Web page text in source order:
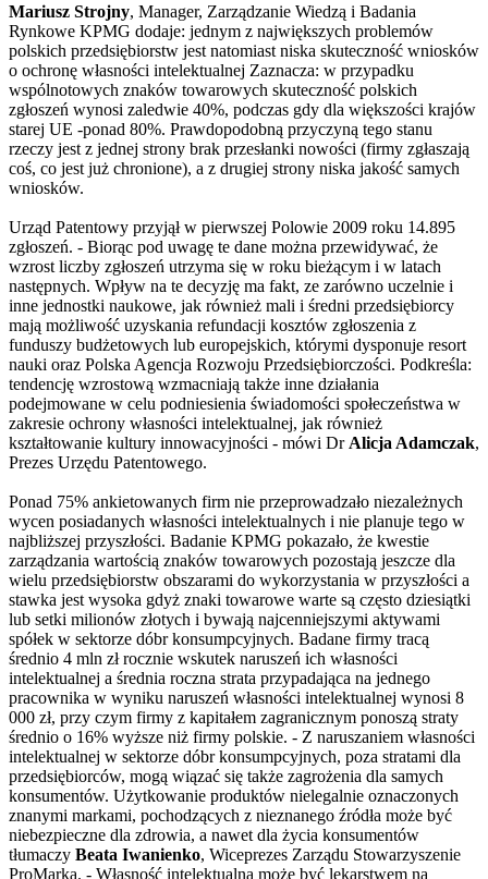
Mariusz Strojny, Manager, Zarządzanie Wiedzą i Badania
Rynkowe KPMG dodaje: jednym z największych problemów
polskich przedsiębiorstw jest natomiast niska skuteczność wniosków
o ochronę własności intelektualnej Zaznacza: w przypadku
wspólnotowych znaków towarowych skuteczność polskich
zgłoszeń wynosi zaledwie 40%, podczas gdy dla większości krajów
starej UE -ponad 80%. Prawdopodobną przyczyną tego stanu
rzeczy jest z jednej strony brak przesłanki nowości (firmy zgłaszają
coś, co jest już chronione), a z drugiej strony niska jakość samych
wniosków.
Urząd Patentowy przyjął w pierwszej Polowie 2009 roku 14.895
zgłoszeń. - Biorąc pod uwagę te dane można przewidywać, że
wzrost liczby zgłoszeń utrzyma się w roku bieżącym i w latach
następnych. Wpływ na te decyzję ma fakt, ze zarówno uczelnie i
inne jednostki naukowe, jak również mali i średni przedsiębiorcy
mają możliwość uzyskania refundacji kosztów zgłoszenia z
funduszy budżetowych lub europejskich, którymi dysponuje resort
nauki oraz Polska Agencja Rozwoju Przedsiębiorczości. Podkreśla:
tendencję wzrostową wzmacniają także inne działania
podejmowane w celu podniesienia świadomości społeczeństwa w
zakresie ochrony własności intelektualnej, jak również
kształtowanie kultury innowacyjności - mówi Dr Alicja Adamczak,
Prezes Urzędu Patentowego.
Ponad 75% ankietowanych firm nie przeprowadzało niezależnych
wycen posiadanych własności intelektualnych i nie planuje tego w
najbliższej przyszłości. Badanie KPMG pokazało, że kwestie
zarządzania wartością znaków towarowych pozostają jeszcze dla
wielu przedsiębiorstw obszarami do wykorzystania w przyszłości a
stawka jest wysoka gdyż znaki towarowe warte są często dziesiątki
lub setki milionów złotych i bywają najcenniejszymi aktywami
spółek w sektorze dóbr konsumpcyjnych. Badane firmy tracą
średnio 4 mln zł rocznie wskutek naruszeń ich własności
intelektualnej a średnia roczna strata przypadająca na jednego
pracownika w wyniku naruszeń własności intelektualnej wynosi 8
000 zł, przy czym firmy z kapitałem zagranicznym ponoszą straty
średnio o 16% wyższe niż firmy polskie. - Z naruszaniem własności
intelektualnej w sektorze dóbr konsumpcyjnych, poza stratami dla
przedsiębiorców, mogą wiązać się także zagrożenia dla samych
konsumentów. Użytkowanie produktów nielegalnie oznaczonych
znanymi markami, pochodzących z nieznanego źródła może być
niebezpieczne dla zdrowia, a nawet dla życia konsumentów
tłumaczy Beata Iwanienko, Wiceprezes Zarządu Stowarzyszenie
ProMarka. - Własność intelektualna może być lekarstwem na